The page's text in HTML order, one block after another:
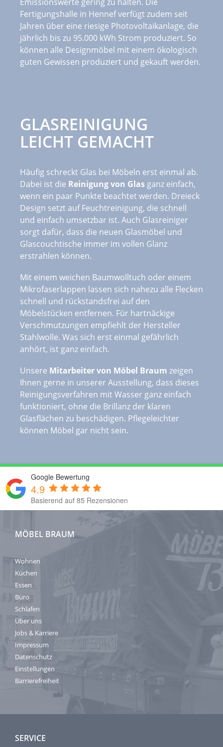
Fertigungshalle in Hennef verfügt zudem seit
Jahren über eine riesige Photovoltaikanlage, die
jährlich bis zu 95.000 kWh Strom produziert. So
können alle Designmöbel mit einem ökologisch
guten Gewissen produziert und gekauft werden.
GLASREINIGUNG
LEICHT GEMACHT
Häufig schreckt Glas bei Möbeln erst einmal ab.
Dabei ist die Reinigung von Glas ganz einfach,
wenn ein paar Punkte beachtet werden. Dreieck
Design setzt auf Feuchtreinigung, die schnell
und einfach umsetzbar ist. Auch Glasreiniger
sorgt dafür, dass die neuen Glasmöbel und
Glascouchtische immer im vollen Glanz
erstrahlen können.
Mit einem weichen Baumwolltuch oder einem
Mikrofaserlappen lassen sich nahezu alle Flecken
schnell und rückstandsfrei auf den
Möbelstücken entfernen. Für hartnäckige
Verschmutzungen empfiehlt der Hersteller
Stahlwolle. Was sich erst einmal gefährlich
anhört, ist ganz einfach.
Unsere Mitarbeiter von Möbel Braum zeigen
Ihnen gerne in unserer Ausstellung, dass dieses
Reinigungsverfahren mit Wasser ganz einfach
funktioniert, ohne die Brillanz der klaren
Glasflächen zu beschädigen. Pflegeleichter
können Möbel gar nicht sein.
Google Bewertung
4.9
Basierend auf 85 Rezensionen
MÖBEL BRAUM
Wohnen
Küchen
Essen
Büro
Schlafen
Über uns
Jobs & Karriere
Impressum
Datenschutz
Einstellungen
Barrierefreiheit
SERVICE